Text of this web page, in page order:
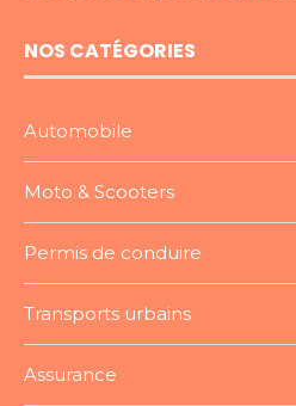
NOS CATÉGORIES
Automobile
Moto & Scooters
Permis de conduire
Transports urbains
Assurance